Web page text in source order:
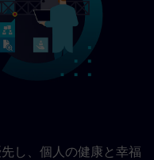
し、個人の健康と幸福